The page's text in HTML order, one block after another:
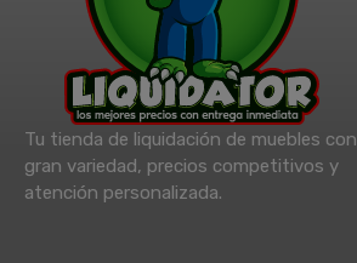
Tu tienda de liquidación de muebles con
gran variedad, precios competitivos y
atención personalizada.